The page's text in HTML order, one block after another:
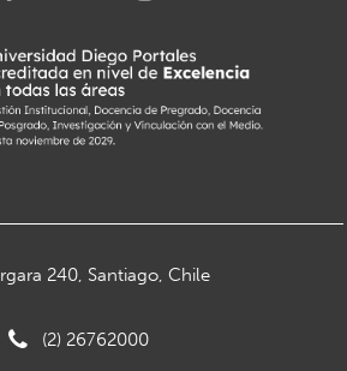
240, Santiago, Chile
(2) 26762000